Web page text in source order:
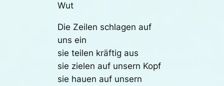
Wut
Die Zeilen schlagen auf
uns ein
sie teilen kräftig aus
sie zielen auf unsern Kopf
sie hauen auf unsern